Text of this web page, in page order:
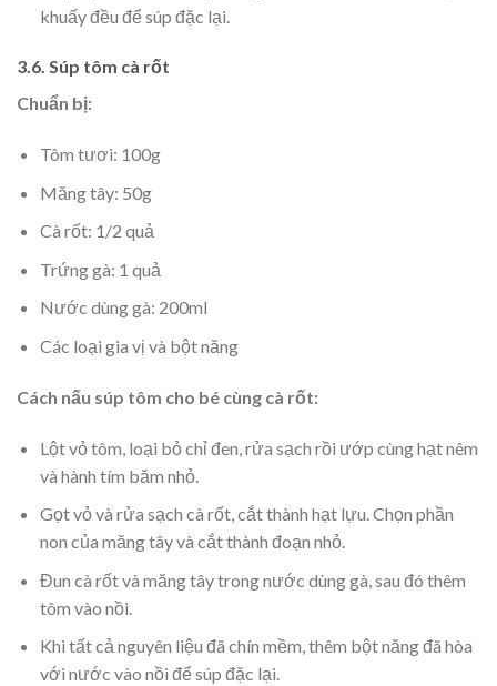
khuấy đều để súp đặc lại.
3.6. Súp tôm cà rốt
Chuẩn bị:
Tôm tươi: 100g
Măng tây: 50g
Cà rốt: 1/2 quả
Trứng gà: 1 quả
Nước dùng gà: 200ml
Các loại gia vị và bột năng
Cách nấu súp tôm cho bé cùng cà rốt:
Lột vỏ tôm, loại bỏ chỉ đen, rửa sạch rồi ướp cùng hạt nêm
và hành tím băm nhỏ.
Gọt vỏ và rửa sạch cà rốt, cắt thành hạt lựu. Chọn phần
non của măng tây và cắt thành đoạn nhỏ.
Đun cà rốt và măng tây trong nước dùng gà, sau đó thêm
tôm vào nồi.
Khi tất cả nguyên liệu đã chín mềm, thêm bột năng đã hòa
với nước vào nồi để súp đặc lại.